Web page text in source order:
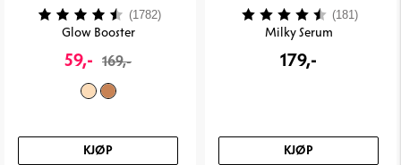
Glow Booster
59,- 169,-
KJØP
Karakter: (1782)4.2 av 5 mulige
Milky Serum
179,-
KJØP
Karakter: (181)